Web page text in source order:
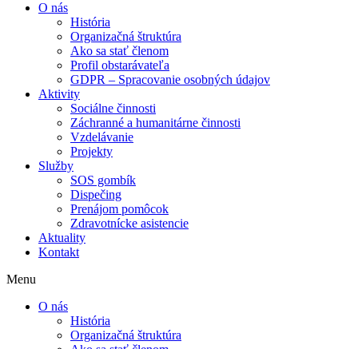
O nás
História
Organizačná štruktúra
Ako sa stať členom
Profil obstarávateľa
GDPR – Spracovanie osobných údajov
Aktivity
Sociálne činnosti
Záchranné a humanitárne činnosti
Vzdelávanie
Projekty
Služby
SOS gombík
Dispečing
Prenájom pomôcok
Zdravotnícke asistencie
Aktuality
Kontakt
Menu
O nás
História
Organizačná štruktúra